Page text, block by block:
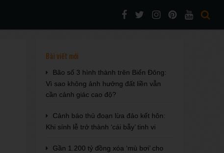
Bài viết mới
Bão số 3 hình thành trên Biển Đông:
Vì sao không ảnh hưởng đất liền vẫn
cần cảnh giác cao độ?
Cảnh báo thủ đoạn lừa đảo kết hôn:
Khi sính lễ trở thành ‘cái bẫy’ tinh vi
Gần 1.200 tỷ đồng xóa ‘mù bơi’ cho